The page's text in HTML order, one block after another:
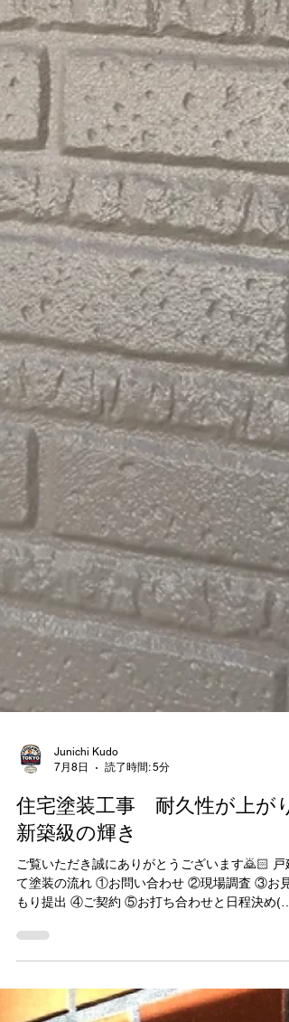
Junichi Kudo
住宅塗装工事 耐久性が上がり
もり提出 ④ご契約 ⑤お打ち合わせと日程決め(お
色決め) 工程 ①足場設置 ②高圧洗浄機 ③シール